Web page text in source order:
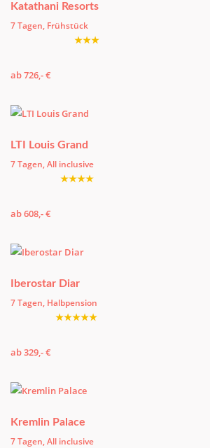
Katathani Resorts
7 Tagen, Frühstück
★★★
ab 726,- €
LTI Louis Grand
7 Tagen, All inclusive
★★★★
ab 608,- €
Iberostar Diar
7 Tagen, Halbpension
★★★★★
ab 329,- €
Kremlin Palace
7 Tagen, All inclusive